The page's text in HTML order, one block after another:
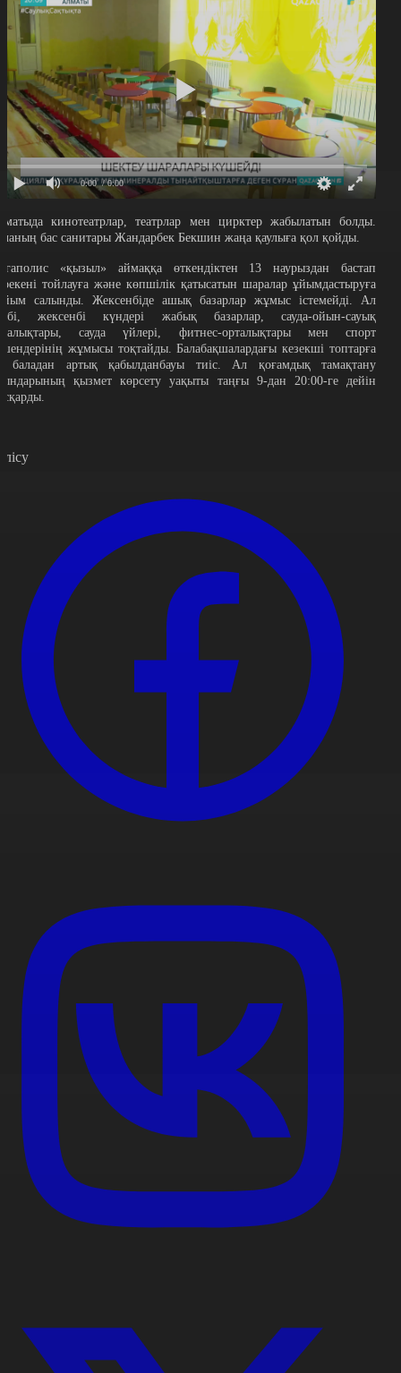
0:00 / 0:00
кинотеатрлар, театрлар мен цирктер жабылатын болды.
бас санитары Жандарбек Бекшин жаңа қаулыға қол қойды.
«қызыл» аймаққа өткендіктен 13 наурыздан бастап
тойлауға және көпшілік қатысатын шаралар ұйымдастыруға
салынды. Жексенбіде ашық базарлар жұмыс істемейді. Ал
жексенбі күндері жабық базарлар, сауда-ойын-сауық
сауда үйлері, фитнес-орталықтары мен спорт
жұмысы тоқтайды. Балабақшалардағы кезекші топтарға
баладан артық қабылданбауы тиіс. Ал қоғамдық тамақтану
қызмет көрсету уақыты таңғы 9-дан 20:00-ге дейін